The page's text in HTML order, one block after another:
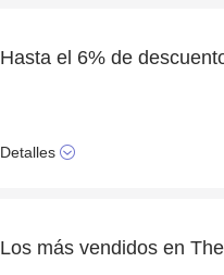
Hasta el 6% de
Detalles